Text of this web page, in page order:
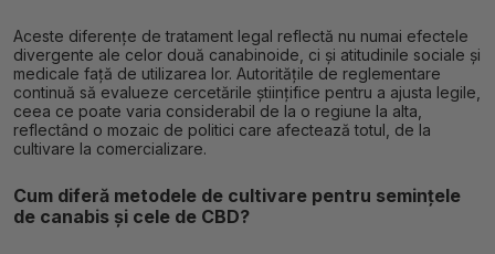
Aceste diferențe de tratament legal reflectă nu numai efectele
divergente ale celor două canabinoide, ci și atitudinile sociale și
medicale față de utilizarea lor. Autoritățile de reglementare
continuă să evalueze cercetările științifice pentru a ajusta legile,
ceea ce poate varia considerabil de la o regiune la alta,
reflectând o mozaic de politici care afectează totul, de la
cultivare la comercializare.
Cum diferă metodele de cultivare pentru semințele
de canabis și cele de CBD?